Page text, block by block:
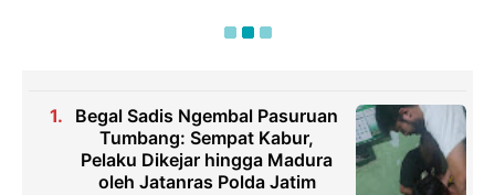
Begal Sadis Ngembal Pasuruan
Tumbang: Sempat Kabur,
Pelaku Dikejar hingga Madura
oleh Jatanras Polda Jatim